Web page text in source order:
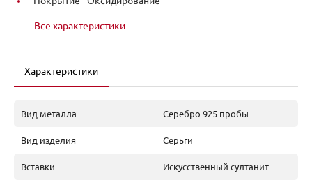
Все характеристики
Характеристики
Вид металла Серебро 925 пробы
Вид изделия Серьги
Вставки Искусственный султанит